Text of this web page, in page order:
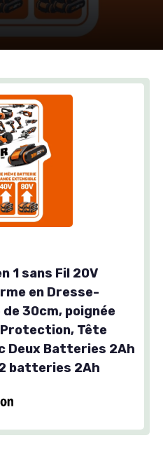
1 sans Fil 20V
en Dresse-
30cm, poignée
Tête
Deux Batteries 2Ah
batteries 2Ah